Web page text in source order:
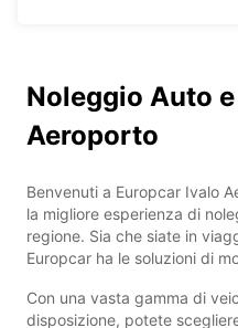
Noleggio Auto
Aeroporto
Benvenuti a Europcar Ivalo
la migliore esperienza di
regione. Sia che siate in
Europcar ha le soluzioni di
Con una vasta gamma di
disposizione, potete